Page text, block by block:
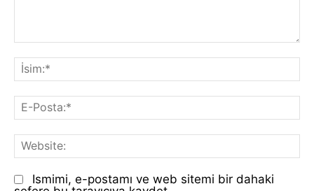
Yorum:
E-
Ismimi, e-postamı ve web sitemi bir dahaki